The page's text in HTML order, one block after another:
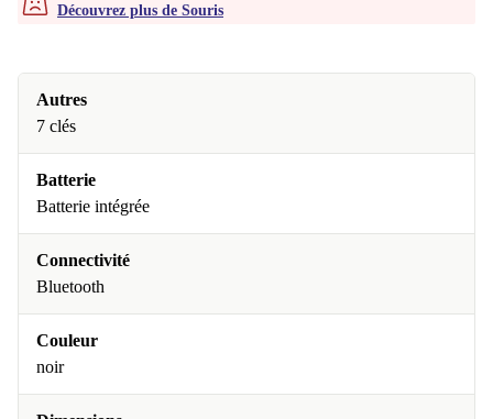
Découvrez plus de Souris
Autres
7 clés
Batterie
Batterie intégrée
Connectivité
Bluetooth
Couleur
noir